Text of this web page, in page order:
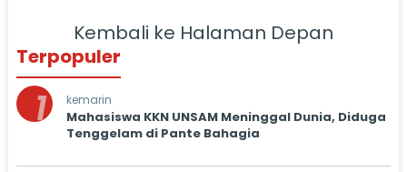
Kembali ke Halaman Depan
Terpopuler
1 kemarin
Mahasiswa KKN UNSAM Meninggal Dunia, Diduga
Tenggelam di Pante Bahagia